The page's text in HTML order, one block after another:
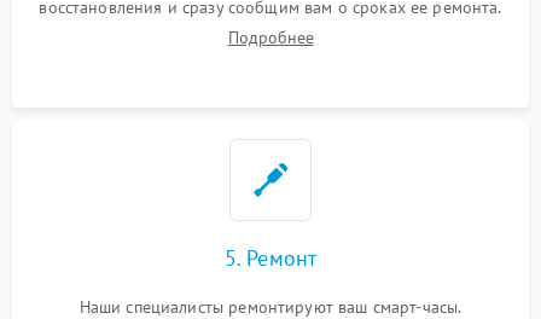
восстановления и сразу сообщим вам о сроках ее ремонта.
Подробнее
5. Ремонт
Наши специалисты ремонтируют ваш смарт-часы.